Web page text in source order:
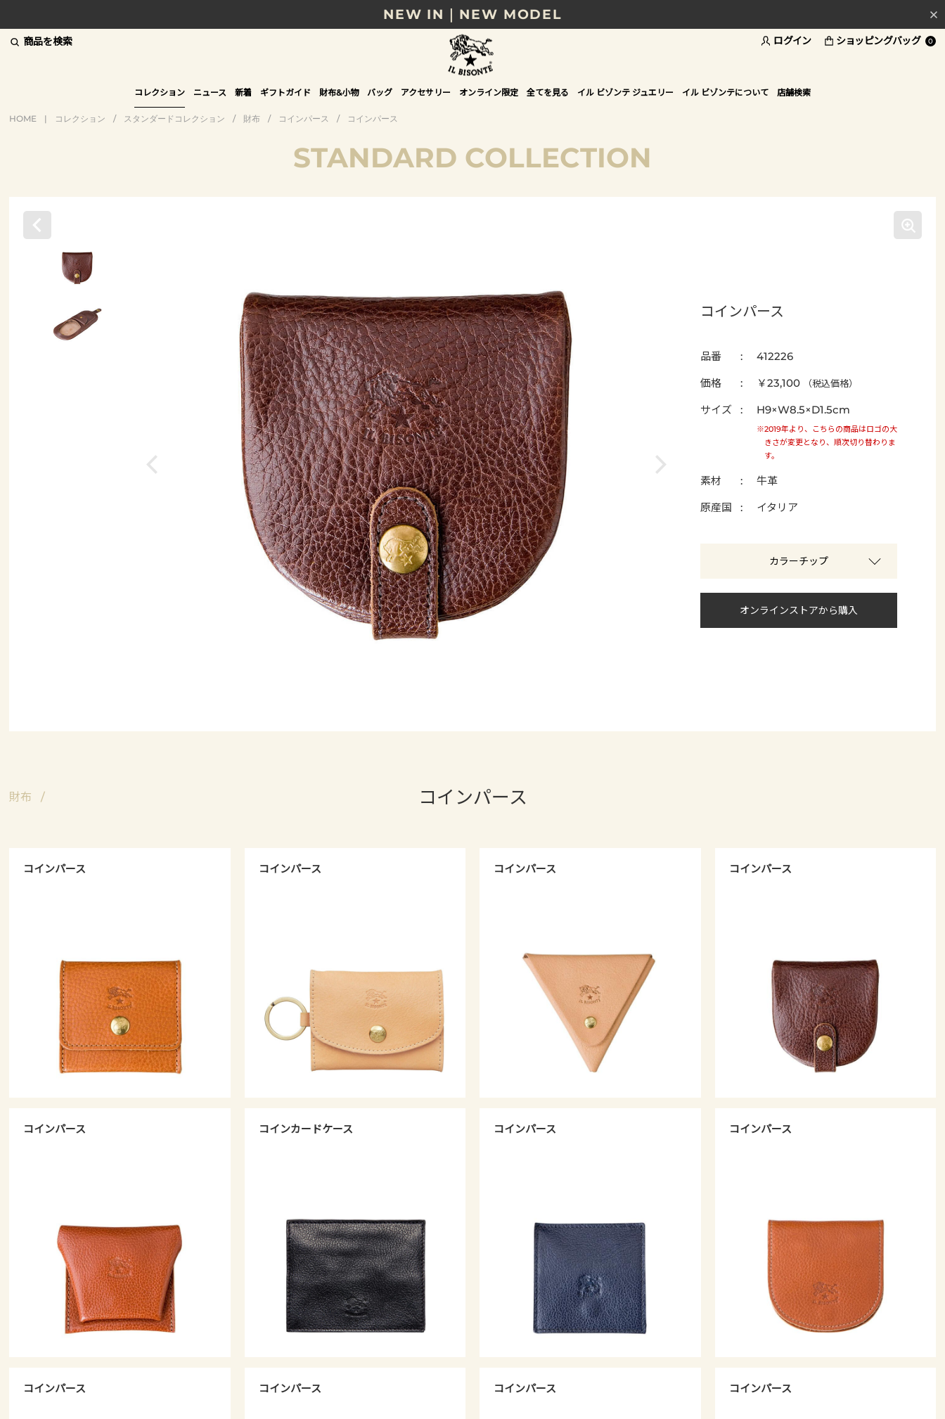
NEW IN｜NEW MODEL
8/17(月)10時まで｜税込11,000円以上で送料無料
贈る相手やシーンから選べる、新しいギフトガイド
NEW IN｜COLOR LEATHER
商品を検索 ログイン ショッピングバッグ 0
コレクション ニュース 新着 ギフトガイド 財布&小物 バッグ アクセサリー オンライン限定 全てを見る イル ビゾンテ ジュエリー イル ビゾンテについて 店舗検索
HOME | コレクション / スタンダードコレクション / 財布 / コインパース / コインパース
STANDARD COLLECTION
コインパース
品番
412226
価格
￥23,100 （税込価格）
サイズ H9×W8.5×D1.5cm
※2019年より、こちらの商品はロゴの大
きさが変更となり、順次切り替わりま
す。
素材
牛革
原産国
イタリア
カラーチップ
オンラインストアから購入
財布 コインパース
コインパース コインパース コインパース コインパース
コインパース コインカードケース コインパース コインパース
コインパース コインパース コインパース コインパース